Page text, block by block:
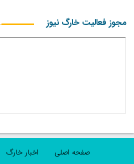
مجوز فعالیت خارگ نیوز
صفحه اصلی اخبار خارگ